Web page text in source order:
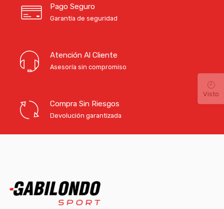
Pago Seguro
Garantía de seguridad
Atención Al Cliente
Asesoría sin compromiso
Compra Sin Riesgos
Devolución garantizada
Visto